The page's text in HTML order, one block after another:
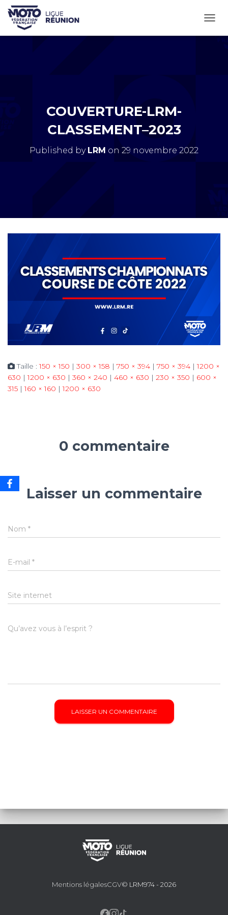
COUVERTURE-LRM-
CLASSEMENT–2023
Published by LRM on 29 novembre 2022
Taille :150 × 150 | 300 × 158 | 750 × 394 | 750 × 394 | 1200 ×
630 | 1200 × 630 | 360 × 240 | 460 × 630 | 230 × 350 | 600 ×
315 | 160 × 160 | 1200 × 630
0 commentaire
Laisser un commentaire
Nom *
E-mail *
Site internet
Qu’avez vous à l’esprit ?
Mentions légalesCGV© LRM974 - 2026